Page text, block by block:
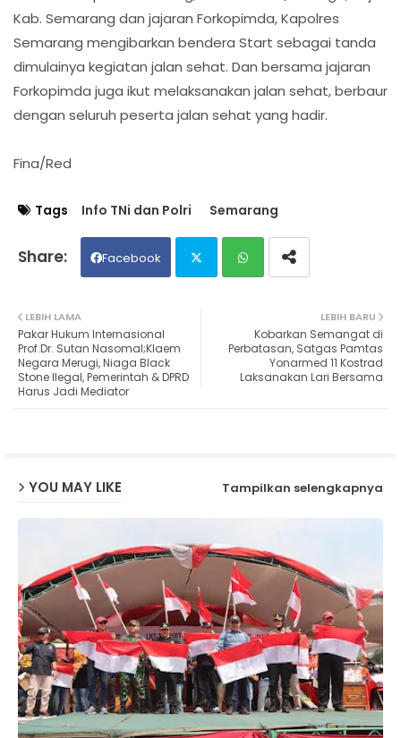
Kab. Semarang dan jajaran Forkopimda, Kapolres
Semarang mengibarkan bendera Start sebagai tanda
dimulainya kegiatan jalan sehat. Dan bersama jajaran
Forkopimda juga ikut melaksanakan jalan sehat, berbaur
dengan seluruh peserta jalan sehat yang hadir.
Fina/Red
Tags Info TNi dan Polri Semarang
Facebook
ap
LEBIH BARU
Kobarkan Semangat di
Perbatasan, Satgas Pamtas
Yonarmed 11 Kostrad
Laksanakan Lari Bersama
LEBIH LAMA
Pakar Hukum Internasional
Prof.Dr. Sutan Nasomal;Klaem
Negara Merugi, Niaga Black
Stone Ilegal, Pemerintah & DPRD
Harus Jadi Mediator
YOU MAY LIKE Tampilkan selengkapnya